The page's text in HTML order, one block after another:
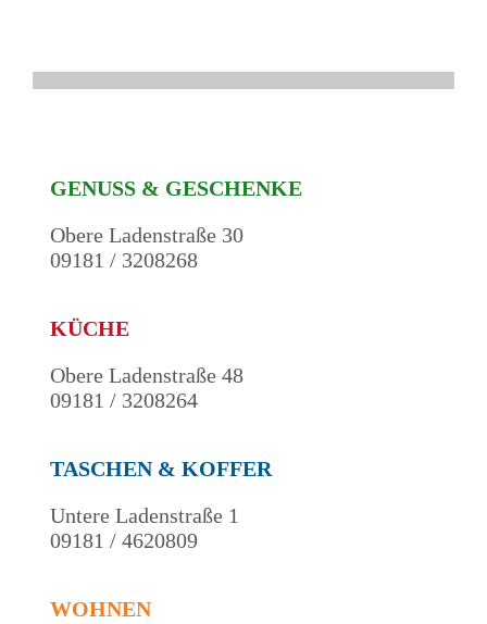
GENUSS & GESCHENKE
Obere Ladenstraße 30
09181 / 3208268
KÜCHE
Obere Ladenstraße 48
09181 / 3208264
TASCHEN & KOFFER
Untere Ladenstraße 1
09181 / 4620809
WOHNEN